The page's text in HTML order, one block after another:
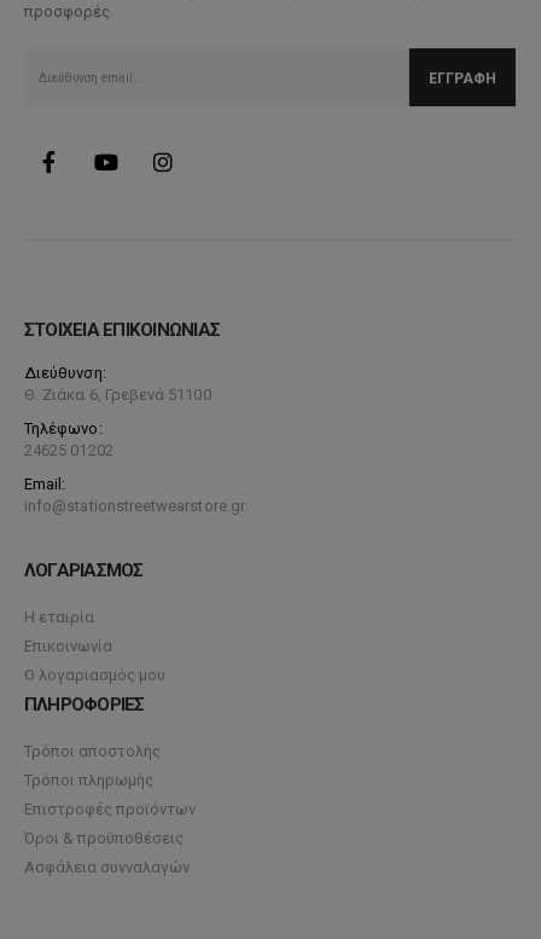
προσφορές.
ΣΤΟΙΧΕΙΑ ΕΠΙΚΟΙΝΩΝΙΑΣ
Διεύθυνση:
Θ. Ζιάκα 6, Γρεβενά 51100
Τηλέφωνο:
24625 01202
Email:
info@stationstreetwearstore.gr
ΛΟΓΑΡΙΑΣΜΟΣ
Η εταιρία
Επικοινωνία
Ο λογαριασμός μου
ΠΛΗΡΟΦΟΡΙΕΣ
Τρόποι αποστολής
Τρόποι πληρωμής
Επιστροφές προϊόντων
Όροι & προϋποθέσεις
Ασφάλεια συνναλαγών